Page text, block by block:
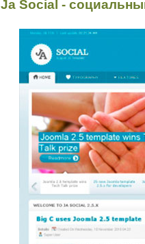
Ja Social -